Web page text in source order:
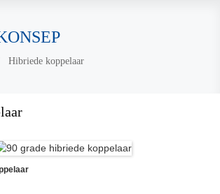
Hibriede koppelaar